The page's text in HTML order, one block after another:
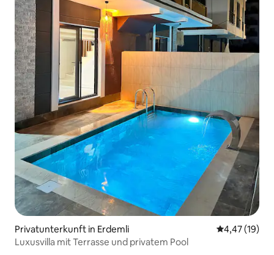
Privatunterkunft in Erdemli
4,47 (19)
Luxusvilla mit Terrasse und privatem Pool